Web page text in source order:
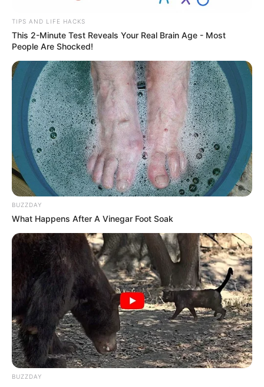
TIPS AND LIFE HACKS
This 2-Minute Test Reveals Your Real Brain Age - Most
People Are Shocked!
BUZZDAY
What Happens After A Vinegar Foot Soak
BUZZDAY